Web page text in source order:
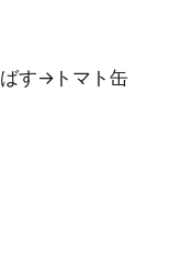
す→トマト缶